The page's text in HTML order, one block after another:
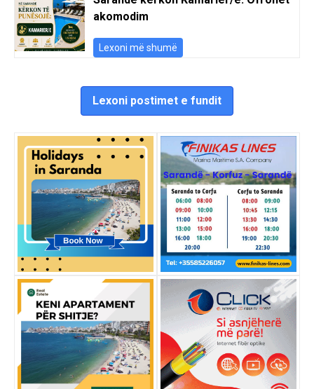
akomodim
Lexoni më shumë
Lexoni postimet e fundit